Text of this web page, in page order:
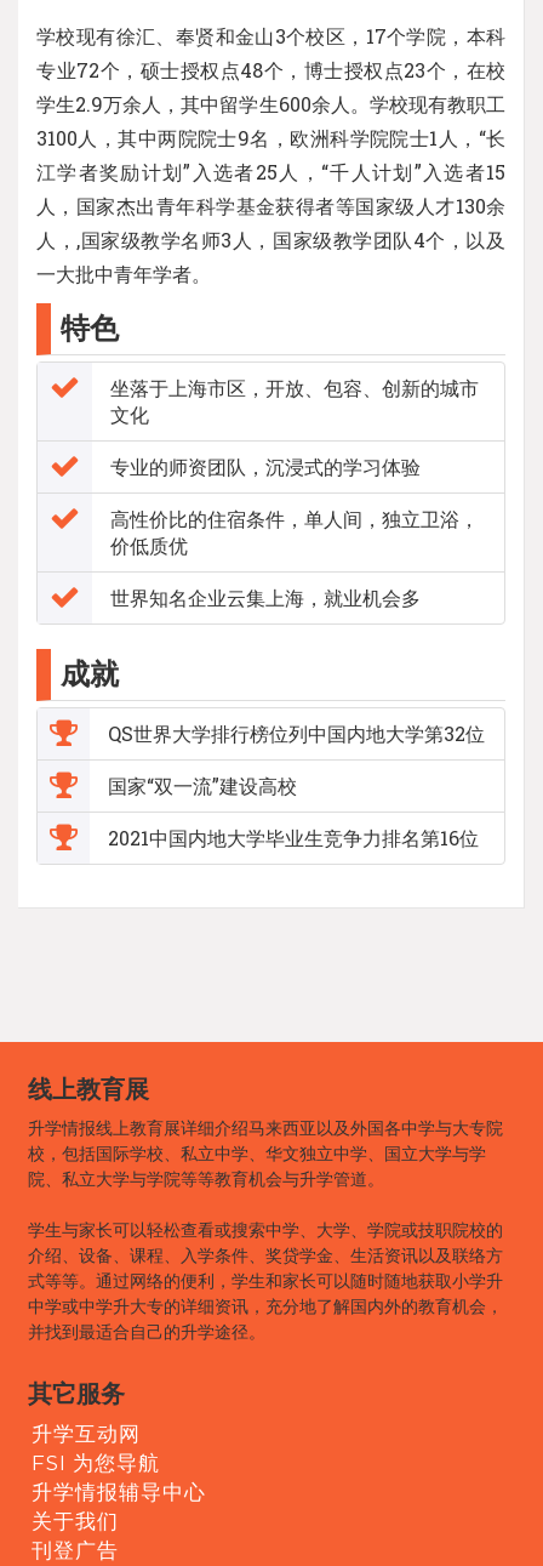
学校现有徐汇、奉贤和金山3个校区，17个学院，本科
专业72个，硕士授权点48个，博士授权点23个，在校
学生2.9万余人，其中留学生600余人。学校现有教职工
3100人，其中两院院士9名，欧洲科学院院士1人，“长
江学者奖励计划”入选者25人，“千人计划”入选者15
人，国家杰出青年科学基金获得者等国家级人才130余
人，,国家级教学名师3人，国家级教学团队4个，以及
一大批中青年学者。
特色
坐落于上海市区，开放、包容、创新的城市
文化
专业的师资团队，沉浸式的学习体验
高性价比的住宿条件，单人间，独立卫浴，
价低质优
世界知名企业云集上海，就业机会多
成就
QS世界大学排行榜位列中国内地大学第32位
国家“双一流”建设高校
2021中国内地大学毕业生竞争力排名第16位
线上教育展
升学情报线上教育展详细介绍马来西亚以及外国各中学与大专院
校，包括国际学校、私立中学、华文独立中学、国立大学与学
院、私立大学与学院等等教育机会与升学管道。
学生与家长可以轻松查看或搜索中学、大学、学院或技职院校的
介绍、设备、课程、入学条件、奖贷学金、生活资讯以及联络方
式等等。通过网络的便利，学生和家长可以随时随地获取小学升
中学或中学升大专的详细资讯，充分地了解国内外的教育机会，
并找到最适合自己的升学途径。
其它服务
升学互动网
FSI 为您导航
升学情报辅导中心
关于我们
刊登广告